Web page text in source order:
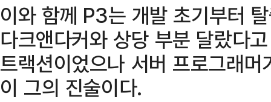
이와 함께 P3는 개발 초기부터
다크앤다커와 상당 부분 달랐다
트랙션이었으나 서버 프로그래
이 그의 진술이다.